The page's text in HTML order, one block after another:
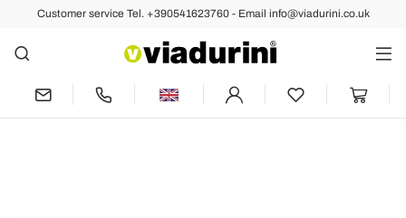
Customer service Tel. +390541623760 - Email info@viadurini.co.uk
Back Previous Next
Outdoor Sofa Upholstered in Modern
Design Fabric Made in Italy - Arkansas